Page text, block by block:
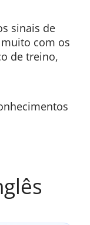
sinais de
com os
de treino,